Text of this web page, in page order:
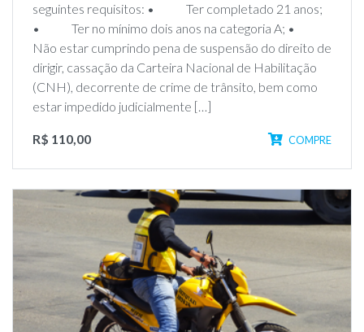
seguintes requisitos: • Ter completado 21 anos;
• Ter no mínimo dois anos na categoria A; •
Não estar cumprindo pena de suspensão do direito de
dirigir, cassação da Carteira Nacional de Habilitação
(CNH), decorrente de crime de trânsito, bem como
estar impedido judicialmente […]
R$ 110,00 COMPRE